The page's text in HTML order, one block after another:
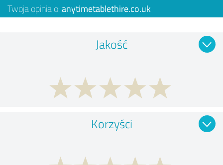
Twoja opinia o: anytimetablethire.co.uk
Jakość
Korzyści